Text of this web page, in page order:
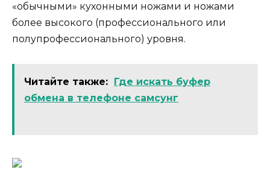
«обычными» кухонными ножами и ножами
более высокого (профессионального или
полупрофессионального) уровня.
Читайте также: Где искать буфер
обмена в телефоне самсунг